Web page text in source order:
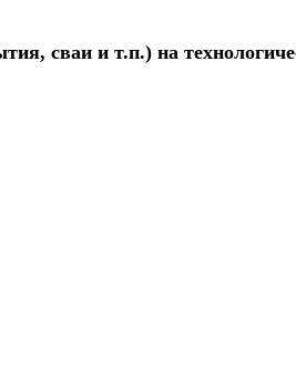
сваи и т.п.) на